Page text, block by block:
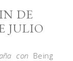
DE
JULIO
con Being